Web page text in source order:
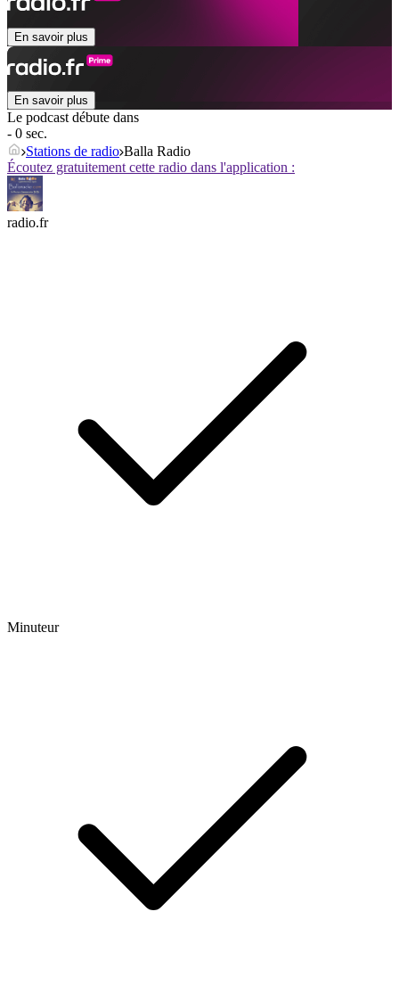
En savoir plus
En savoir plus
Le podcast débute dans
- 0 sec.
Stations de radio Balla Radio
Écoutez gratuitement cette radio dans l'application :
radio.fr
Minuteur